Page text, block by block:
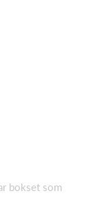
bokset som